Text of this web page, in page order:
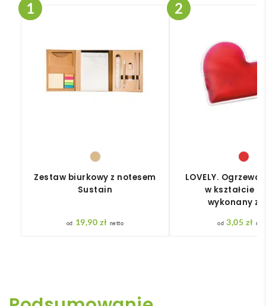
Zestaw biurkowy z notesem
Sustain
19,90 zł netto
LOVELY.
w kształcie
wykonany z
3,05 zł